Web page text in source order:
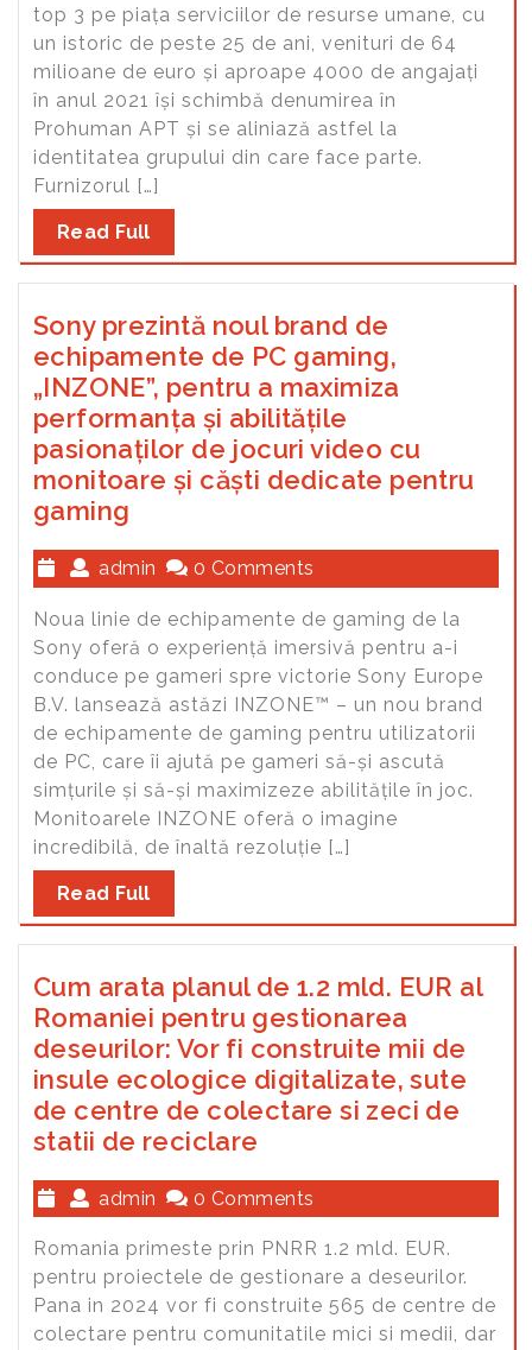
top 3 pe piața serviciilor de resurse umane, cu
un istoric de peste 25 de ani, venituri de 64
milioane de euro și aproape 4000 de angajați
în anul 2021 își schimbă denumirea în
Prohuman APT și se aliniază astfel la
identitatea grupului din care face parte.
Furnizorul […]
Read Full
Sony prezintă noul brand de
echipamente de PC gaming,
„INZONE”, pentru a maximiza
performanța și abilitățile
pasionaților de jocuri video cu
monitoare și căști dedicate pentru
gaming
admin 0 Comments
Noua linie de echipamente de gaming de la
Sony oferă o experiență imersivă pentru a-i
conduce pe gameri spre victorie Sony Europe
B.V. lansează astăzi INZONE™ – un nou brand
de echipamente de gaming pentru utilizatorii
de PC, care îi ajută pe gameri să-și ascută
simțurile și să-și maximizeze abilitățile în joc.
Monitoarele INZONE oferă o imagine
incredibilă, de înaltă rezoluție […]
Read Full
Cum arata planul de 1.2 mld. EUR al
Romaniei pentru gestionarea
deseurilor: Vor fi construite mii de
insule ecologice digitalizate, sute
de centre de colectare si zeci de
statii de reciclare
admin 0 Comments
Romania primeste prin PNRR 1.2 mld. EUR.
pentru proiectele de gestionare a deseurilor.
Pana in 2024 vor fi construite 565 de centre de
colectare pentru comunitatile mici si medii, dar